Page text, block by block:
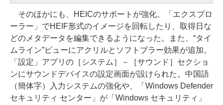
そのほかにも、HEICのサポートが強化。「エクスプロ
ーラー」でHEIF形式のイメージを回転したり、取得日な
どのメタデータを編集できるようになった。また、“タイ
ムライン”ビューにアクリルとソフトブラー効果が追加。
「設定」アプリの［システム］－［サウンド］セクショ
ンにサウンドデバイスの設定画面が設けられた。中国語
（簡体字）入力システムの強化や、「Windows Defender
セキュリティ センター」が「Windows セキュリティ」